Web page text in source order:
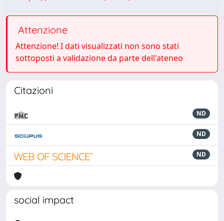
Attenzione
Attenzione! I dati visualizzati non sono stati
sottoposti a validazione da parte dell'ateneo
Citazioni
ND
ND
ND
social impact